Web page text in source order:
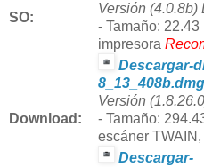
SO:
Versión (4.0.8b)
- Tamaño: 22.43
impresora
Download :
Descargar-
8_13_408b.dmg
Versión
- Tamaño:
escáner
Descargar-